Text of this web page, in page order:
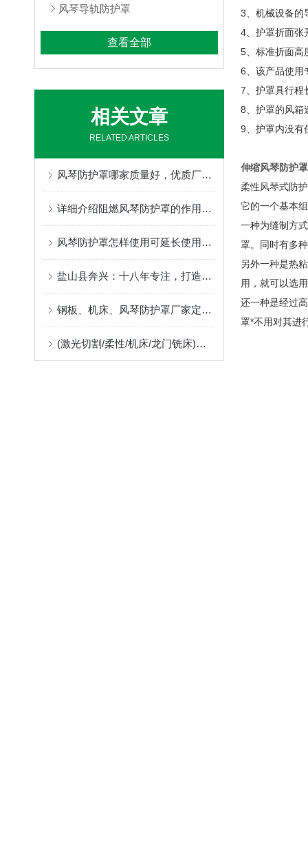
风琴导轨防护罩
查看全部
相关文章
RELATED ARTICLES
风琴防护罩哪家质量好，优质厂家定制不得了
详细介绍阻燃风琴防护罩的作用及应用中出现问题的解决方案
风琴防护罩怎样使用可延长使用寿命
盐山县奔兴：十八年专注，打造高品质风琴罩、风琴护罩、风琴防护罩
钢板、机床、风琴防护罩厂家定制指南：柔性防护材料的耐温、阻燃与往复寿命解析
(激光切割/柔性/机床/龙门铣床)风琴防护罩生产厂，位于河北沧州售后好支持非标定制
3、机械设备的
4、护罩折面张
5、标准折面高
6、该产品使用
7、护罩具行程
8、护罩的风箱
9、护罩内没有
伸缩风琴防护
柔性风琴式防
它的一个基本
一种为缝制方
罩。同时有多
另外一种是热
用，就可以选
还一种是经过
罩*不用对其进